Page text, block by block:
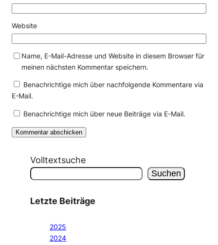
Website
Name, E-Mail-Adresse und Website in diesem Browser für
meinen nächsten Kommentar speichern.
Benachrichtige mich über nachfolgende Kommentare via
E-Mail.
Benachrichtige mich über neue Beiträge via E-Mail.
Volltextsuche
Suchen
Letzte Beiträge
2025
2024